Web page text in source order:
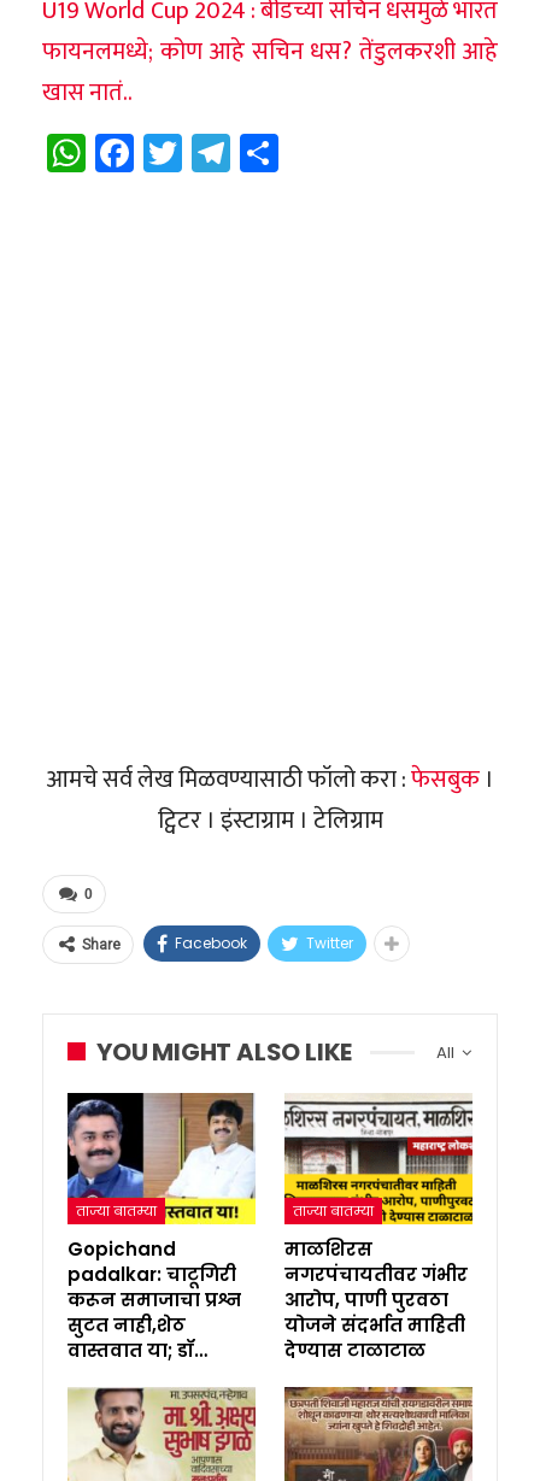
U19 World Cup 2024 : बीडच्या सचिन धसमुळे भारत
फायनलमध्ये; कोण आहे सचिन धस? तेंडुलकरशी आहे
खास नातं..
WhatsApp
Facebook
TwitterTelegram
आमचे सर्व लेख मिळवण्यासाठी फॉलो करा :फेसबुक ।
ट्विटर । इंस्टाग्राम । टेलिग्राम
0
Share Facebook Twitter
All
YOU MIGHT ALSO LIKE
ताज्या बातम्या
Gopichand
padalkar: चाटूगिरी
करून समाजाचा प्रश्न
सुटत नाही,शेठ
वास्तवात या; डॉ…
ताज्या बातम्या
माळशिरस
नगरपंचायतीवर गंभीर
आरोप, पाणी पुरवठा
योजने संदर्भात माहिती
देण्यास टाळाटाळ